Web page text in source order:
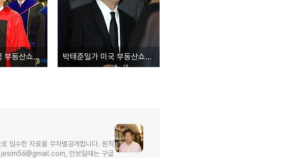
박태준일가 미국 부동산쇼핑 시리즈 5 [50억짜리 하나더] 박태준일가 미국 부동산쇼핑 시리즈 4 [2006년 박씨집에 콘도하나 추가요]
입수한 자료를 무차별공개합니다. 원칙
안보일때는 구글